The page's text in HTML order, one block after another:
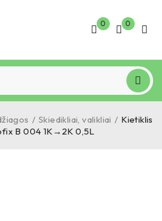
0 0
/ Skiedikliai, valikliai / Kietiklis
B 004 1K→2K 0,5L